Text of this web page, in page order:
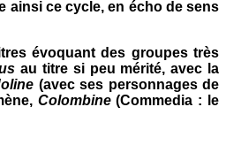
ainsi ce cycle, en écho de sens
évoquant des groupes très
au titre si peu mérité, avec la
(avec ses personnages de
Colombine(Commedia : le